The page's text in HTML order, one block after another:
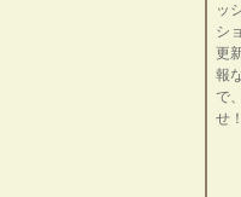
ッ
シ
更
報
で
せ！